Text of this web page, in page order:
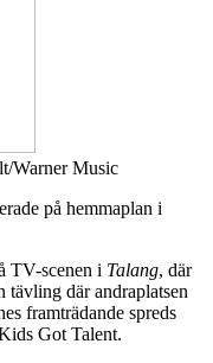
Warner Music
på hemmaplan i
TV-scenen i Talang, där
där andraplatsen
framträdande spreds
Got Talent.